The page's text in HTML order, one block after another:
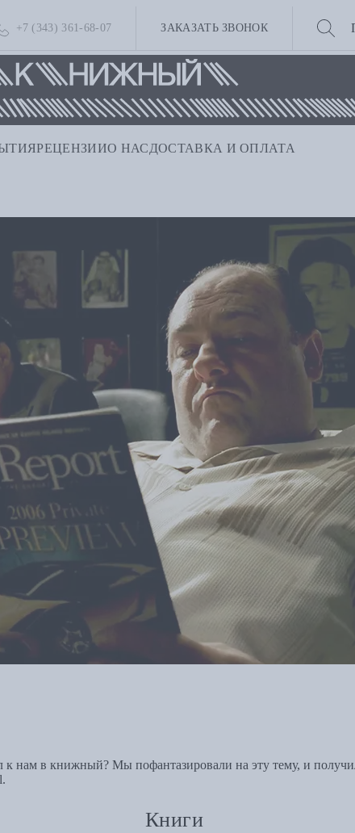
+7 (343) 361-68-07 ЗАКАЗАТЬ ЗВОНОК
РЕЦЕНЗИИО НАС ДОСТАВКА И ОПЛАТА
нам в книжный? Мы пофантазировали на эту тему, и
Книги